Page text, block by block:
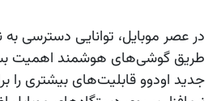
در عصر موبایل، توانایی دسترسی به
طریق گوشی‌های هوشمند اهمیت
جدید اودوو قابلیت‌های بیشتری را